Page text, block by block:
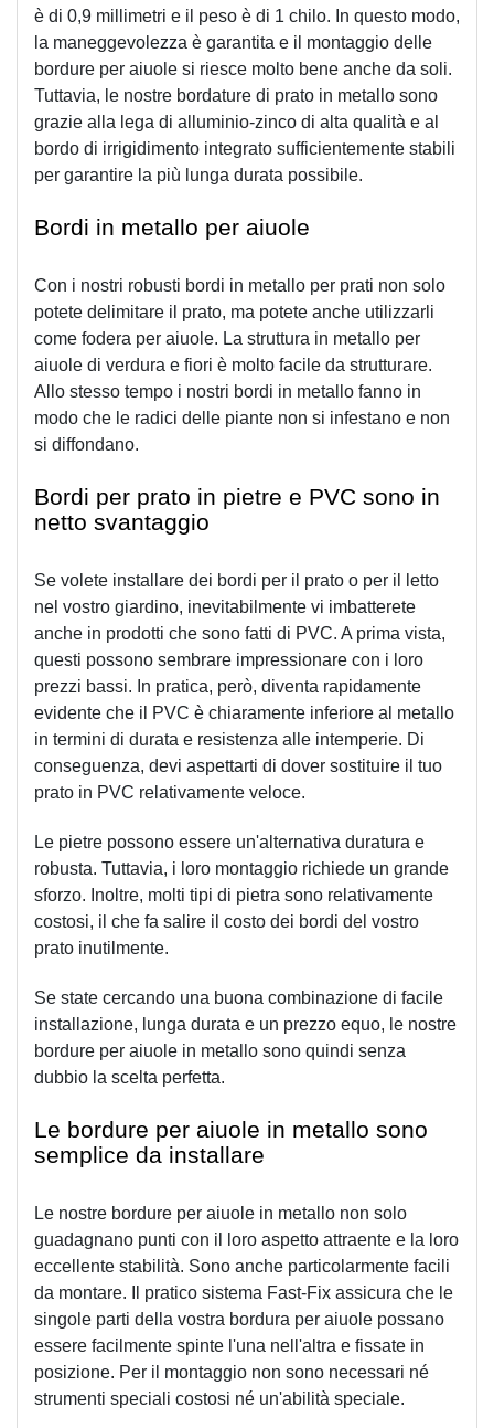
è di 0,9 millimetri e il peso è di 1 chilo. In questo modo,
la maneggevolezza è garantita e il montaggio delle
bordure per aiuole si riesce molto bene anche da soli.
Tuttavia, le nostre bordature di prato in metallo sono
grazie alla lega di alluminio-zinco di alta qualità e al
bordo di irrigidimento integrato sufficientemente stabili
per garantire la più lunga durata possibile.
Bordi in metallo per aiuole
Con i nostri robusti bordi in metallo per prati non solo
potete delimitare il prato, ma potete anche utilizzarli
come fodera per aiuole. La struttura in metallo per
aiuole di verdura e fiori è molto facile da strutturare.
Allo stesso tempo i nostri bordi in metallo fanno in
modo che le radici delle piante non si infestano e non
si diffondano.
Bordi per prato in pietre e PVC sono in
netto svantaggio
Se volete installare dei bordi per il prato o per il letto
nel vostro giardino, inevitabilmente vi imbatterete
anche in prodotti che sono fatti di PVC. A prima vista,
questi possono sembrare impressionare con i loro
prezzi bassi. In pratica, però, diventa rapidamente
evidente che il PVC è chiaramente inferiore al metallo
in termini di durata e resistenza alle intemperie. Di
conseguenza, devi aspettarti di dover sostituire il tuo
prato in PVC relativamente veloce.
Le pietre possono essere un'alternativa duratura e
robusta. Tuttavia, i loro montaggio richiede un grande
sforzo. Inoltre, molti tipi di pietra sono relativamente
costosi, il che fa salire il costo dei bordi del vostro
prato inutilmente.
Se state cercando una buona combinazione di facile
installazione, lunga durata e un prezzo equo, le nostre
bordure per aiuole in metallo sono quindi senza
dubbio la scelta perfetta.
Le bordure per aiuole in metallo sono
semplice da installare
Le nostre bordure per aiuole in metallo non solo
guadagnano punti con il loro aspetto attraente e la loro
eccellente stabilità. Sono anche particolarmente facili
da montare. Il pratico sistema Fast-Fix assicura che le
singole parti della vostra bordura per aiuole possano
essere facilmente spinte l'una nell'altra e fissate in
posizione. Per il montaggio non sono necessari né
strumenti speciali costosi né un'abilità speciale.